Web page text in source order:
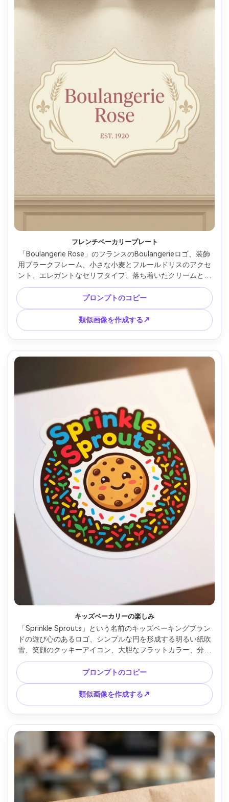
フレンチベーカリープレート
「Boulangerie Rose」のフランスのBoulangerieロゴ、装飾
用プラークフレーム、小さな小麦とフルールドリスのアクセ
ント、エレガントなセリフタイプ、落ち着いたクリームとロ
ーズのカラーパレット、クラシックなヨーロッパの店頭雰囲
気、フラットなベクトルイラスト、モックアップなし、
85mmレンズ、浅い被写界深度、柔らかい映画照明 --ar 4:5
プロンプトのコピー
類似画像を作成する↗
キッズベーカリーの楽しみ
「Sprinkle Sprouts」という名前のキッズベーキングブラン
ドの遊び心のあるロゴ、シンプルな円を形成する明るい紙吹
雪、笑顔のクッキーアイコン、大胆なフラットカラー、分厚
い丸みを帯びたタイプ、ベクトルステッカースタイル、ハイ
コントラスト、すっきりとしたエッジ、白い背景、85mmレ
ンズ、浅い被写界深度、柔らかい映画照明 --ar 4:5
プロンプトのコピー
類似画像を作成する↗